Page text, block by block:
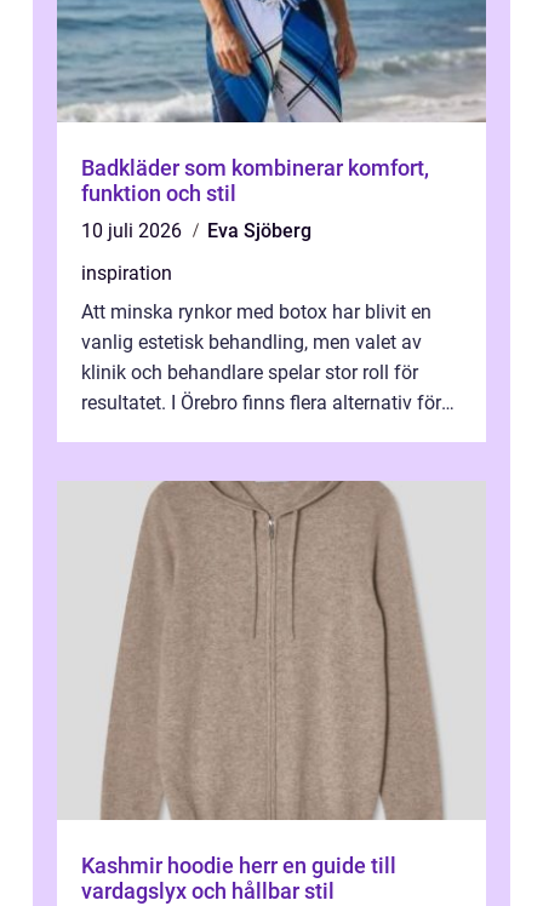
Badkläder som kombinerar komfort,
funktion och stil
10 juli 2026
Eva Sjöberg
inspiration
Att minska rynkor med botox har blivit en
vanlig estetisk behandling, men valet av
klinik och behandlare spelar stor roll för
resultatet. I Örebro finns flera alternativ för
Kashmir hoodie herr en guide till
vardagslyx och hållbar stil